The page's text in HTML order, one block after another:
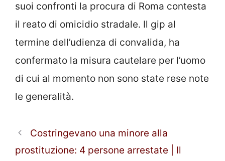
suoi confronti la procura di Roma contesta
il reato di omicidio stradale. Il gip al
termine dell’udienza di convalida, ha
confermato la misura cautelare per l’uomo
di cui al momento non sono state rese note
le generalità.
Costringevano una minore alla
prostituzione: 4 persone arrestate | Il